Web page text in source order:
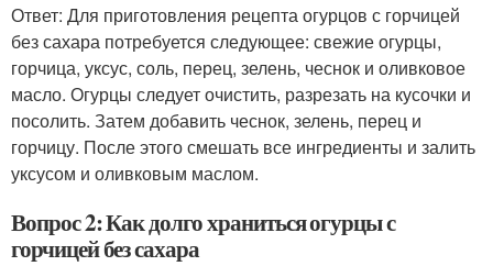
Ответ: Для приготовления рецепта огурцов с горчицей
без сахара потребуется следующее: свежие огурцы,
горчица, уксус, соль, перец, зелень, чеснок и оливковое
масло. Огурцы следует очистить, разрезать на кусочки и
посолить. Затем добавить чеснок, зелень, перец и
горчицу. После этого смешать все ингредиенты и залить
уксусом и оливковым маслом.
Вопрос 2: Как долго храниться огурцы с
горчицей без сахара